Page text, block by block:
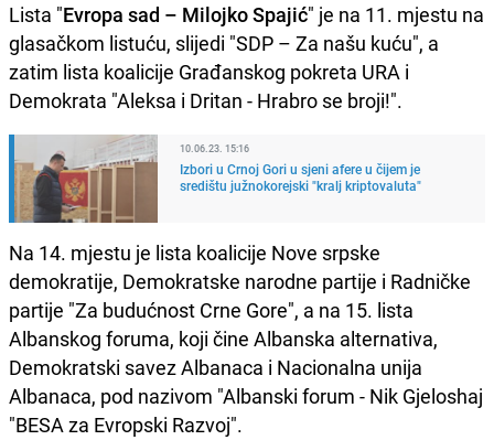
Lista "Evropa sad – Milojko Spajić" je na 11. mjestu na
glasačkom listuću, slijedi "SDP – Za našu kuću", a
zatim lista koalicije Građanskog pokreta URA i
Demokrata "Aleksa i Dritan - Hrabro se broji!".
10.06.23. 15:16
Izbori u Crnoj Gori u sjeni afere u čijem je
središtu južnokorejski "kralj kriptovaluta"
Na 14. mjestu je lista koalicije Nove srpske
demokratije, Demokratske narodne partije i Radničke
partije "Za budućnost Crne Gore", a na 15. lista
Albanskog foruma, koji čine Albanska alternativa,
Demokratski savez Albanaca i Nacionalna unija
Albanaca, pod nazivom "Albanski forum - Nik Gjeloshaj
"BESA za Evropski Razvoj".